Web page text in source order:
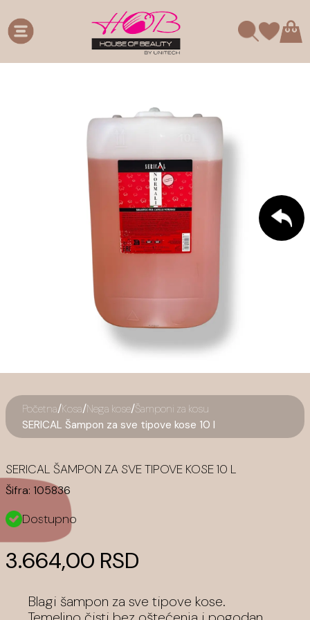
Početna/Kosa/Nega kose/Šamponi za kosu
SERICAL Šampon za sve tipove kose 10 l
SERICAL ŠAMPON ZA SVE TIPOVE KOSE 10 L
Šifra: 105836
Dostupno
3.664,00 RSD
Blagi šampon za sve tipove kose.